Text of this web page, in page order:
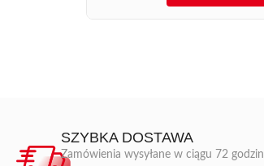
Express sprzedawanych online....
SZYBKA DOSTAWA
Zamówienia wysyłane w ciągu 72 godzin